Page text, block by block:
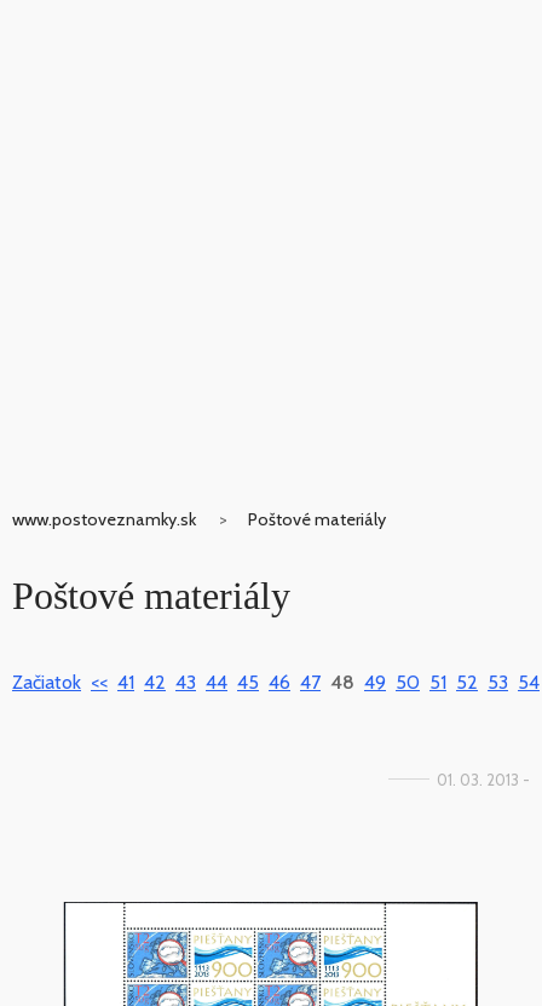
www.postoveznamky.sk Poštové materiály
Poštové materiály
Začiatok << 41 42 43 44 45 46 47 48 49 50 51 52 53 54
01. 03. 2013 -